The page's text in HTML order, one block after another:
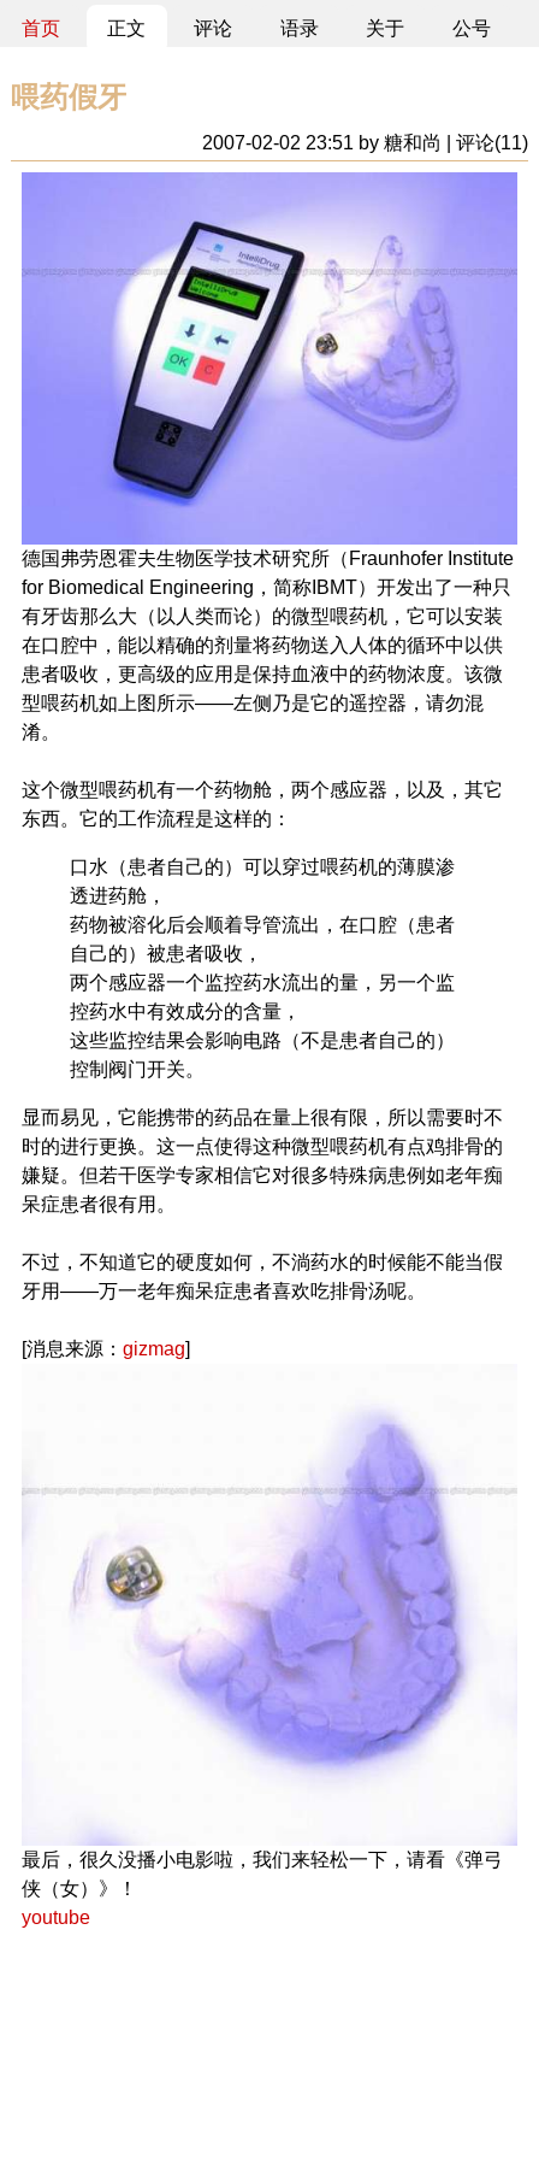
首页 正文 评论 语录 关于 公号
喂药假牙
2007-02-02 23:51 by 糖和尚 | 评论(11)
德国弗劳恩霍夫生物医学技术研究所（Fraunhofer Institute
for Biomedical Engineering，简称IBMT）开发出了一种只
有牙齿那么大（以人类而论）的微型喂药机，它可以安装
在口腔中，能以精确的剂量将药物送入人体的循环中以供
患者吸收，更高级的应用是保持血液中的药物浓度。该微
型喂药机如上图所示——左侧乃是它的遥控器，请勿混
淆。
这个微型喂药机有一个药物舱，两个感应器，以及，其它
东西。它的工作流程是这样的：
口水（患者自己的）可以穿过喂药机的薄膜渗
透进药舱，
药物被溶化后会顺着导管流出，在口腔（患者
自己的）被患者吸收，
两个感应器一个监控药水流出的量，另一个监
控药水中有效成分的含量，
这些监控结果会影响电路（不是患者自己的）
控制阀门开关。
显而易见，它能携带的药品在量上很有限，所以需要时不
时的进行更换。这一点使得这种微型喂药机有点鸡排骨的
嫌疑。但若干医学专家相信它对很多特殊病患例如老年痴
呆症患者很有用。
不过，不知道它的硬度如何，不淌药水的时候能不能当假
牙用——万一老年痴呆症患者喜欢吃排骨汤呢。
[消息来源： gizmag]
最后，很久没播小电影啦，我们来轻松一下，请看《弹弓
侠（女）》！
youtube